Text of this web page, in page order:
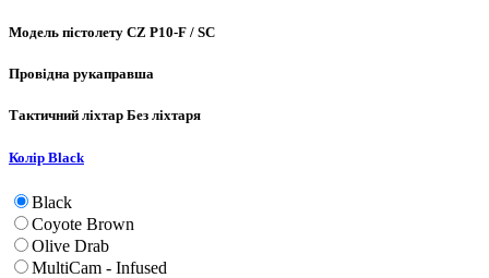
Модель пістолету CZ P10-F / SC
Провідна рукаправша
Тактичний ліхтар Без ліхтаря
Колір Black
Black
Coyote Brown
Olive Drab
MultiCam - Infused